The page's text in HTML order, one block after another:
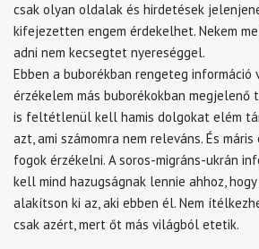
csak olyan oldalak és hirdetések
kifejezetten engem érdekelhet. Nekem
adni nem kecsegtet nyereséggel.
Ebben a buborékban rengeteg információ
érzékelem más buborékokban megjelenő
is feltétlenül kell hamis dolgokat elém
azt, ami számomra nem releváns. És
fogok érzékelni. A soros-migráns-ukrán
kell mind hazugságnak lennie ahhoz,
alakítson ki az, aki ebben él. Nem
csak azért, mert őt más világból etetik.